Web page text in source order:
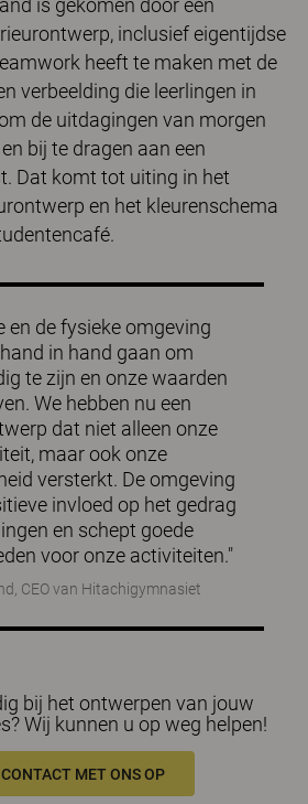
is gekomen door een
inclusief eigentijdse
heeft te maken met de
verbeelding die leerlingen in
de uitdagingen van morgen
bij te dragen aan een
Dat komt tot uiting in het
en het kleurenschema
en de fysieke omgeving
in hand gaan om
te zijn en onze waarden
We hebben nu een
dat niet alleen onze
maar ook onze
versterkt. De omgeving
invloed op het gedrag
en schept goede
voor onze activiteiten."
CEO van Hitachigymnasiet
bij het ontwerpen van jouw
Wij kunnen u op weg helpen!
MET ONS OP